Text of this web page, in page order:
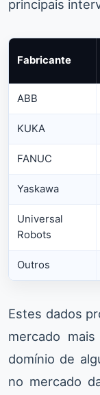
principais
Fabricante
ABB
KUKA
FANUC
Yaskawa
Universal
Robots
Outros
Estes dados
mercado
domínio de
no mercado